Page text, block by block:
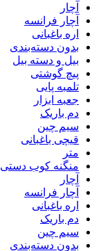
آچار
آچار فرانسه
اره باغبانی
بدون دسته‌بندی
بیل و دسته بیل
پیچ گوشتی
تلمبه پایی
جعبه ابزار
دم باریک
سیم چین
قیچی باغبانی
متر
منگنه کوب دستی
آچار
آچار فرانسه
اره باغبانی
دم باریک
سیم چین
بدون دسته‌بندی